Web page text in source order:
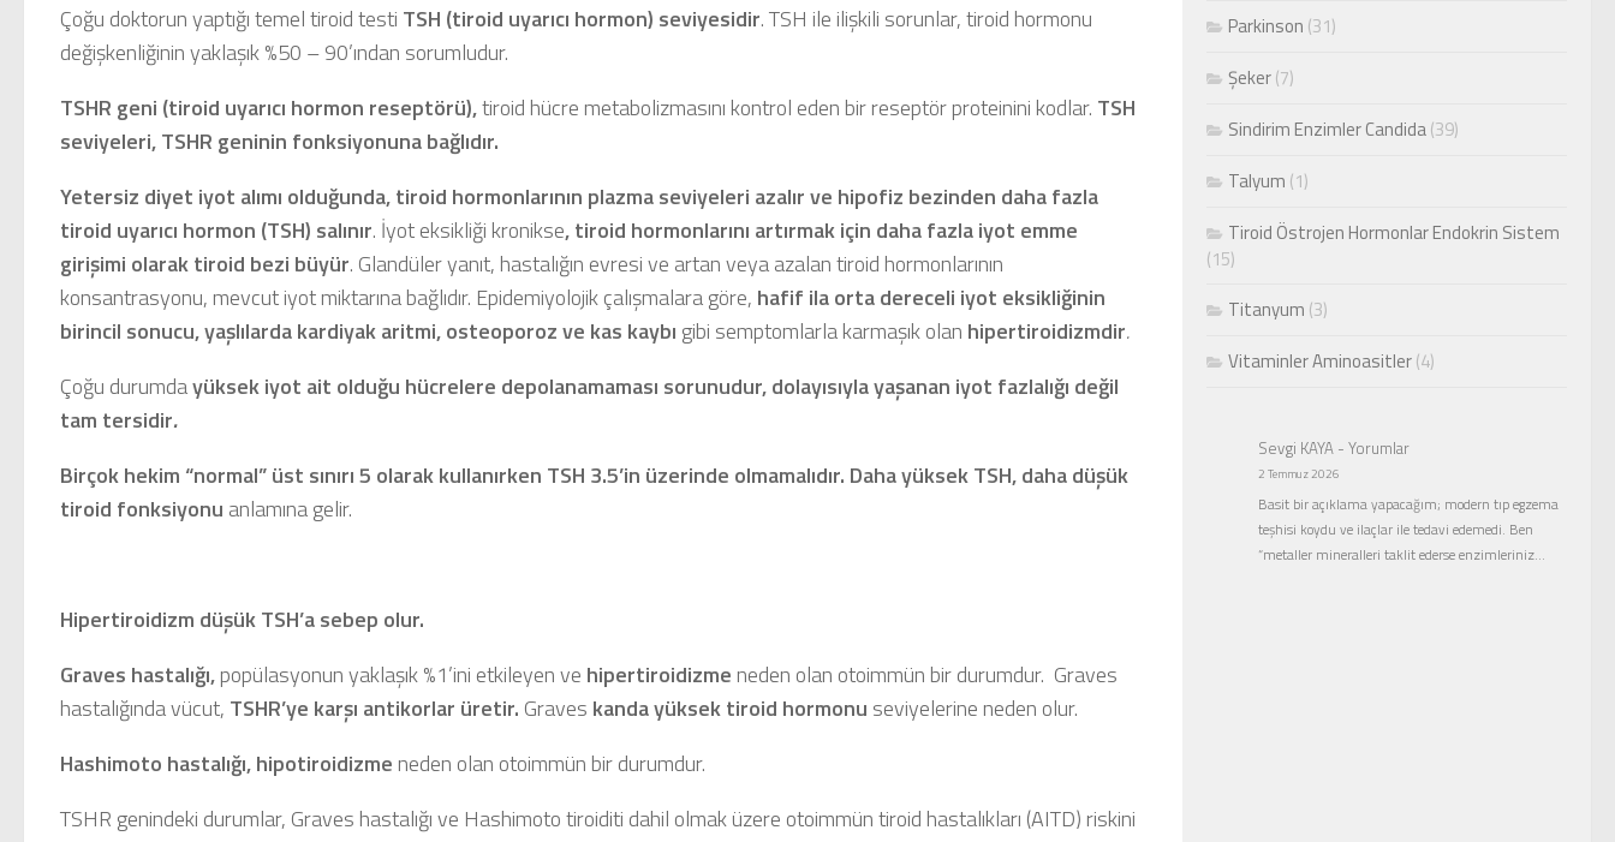
Çoğu doktorun yaptığı temel tiroid testi TSH (tiroid uyarıcı hormon) seviyesidir. TSH ile ilişkili sorunlar, tiroid hormonu
değişkenliğinin yaklaşık %50 – 90’ından sorumludur.
TSHR geni (tiroid uyarıcı hormon reseptörü),tiroid hücre metabolizmasını kontrol eden bir reseptör proteinini kodlar. TSH
seviyeleri, TSHR geninin fonksiyonuna bağlıdır.
Yetersiz diyet iyot alımı olduğunda, tiroid hormonlarının plazma seviyeleri azalırve hipofiz bezinden daha fazla
tiroid uyarıcı hormon (TSH) salınır. İyot eksikliği kronikse, tiroid hormonlarını artırmak için daha fazla iyot emme
girişimi olarak tiroid bezi büyür. Glandüler yanıt, hastalığın evresi ve artan veya azalan tiroid hormonlarının
konsantrasyonu, mevcut iyot miktarına bağlıdır. Epidemiyolojik çalışmalara göre, hafif ila orta dereceli iyot eksikliğinin
birincil sonucu, yaşlılarda kardiyak aritmi, osteoporoz ve kas kaybı gibi semptomlarla karmaşık olan hipertiroidizmdir.
Çoğu durumdayüksek iyot ait olduğu hücrelere depolanamaması sorunudur, dolayısıyla yaşanan iyot fazlalığı değil
tam tersidir.
Birçok hekim “normal” üst sınırı 5 olarak kullanırken TSH 3.5’in üzerinde olmamalıdır. Daha yüksek TSH, daha düşük
tiroid fonksiyonu anlamına gelir.
Hipertiroidizm düşük TSH’a sebep olur.
Graves hastalığı,popülasyonun yaklaşık %1’ini etkileyen ve hipertiroidizme neden olan otoimmün bir durumdur. Graves
hastalığında vücut, TSHR’ye karşı antikorlar üretir. Graves kanda yüksek tiroid hormonu seviyelerine neden olur.
Hashimoto hastalığı,hipotiroidizme neden olan otoimmün bir durumdur.
TSHR genindeki durumlar, Graves hastalığı ve Hashimoto tiroiditi dahil olmak üzere otoimmün tiroid hastalıkları (AITD) riskini
Parkinson (31)
Şeker(7)
Sindirim Enzimler Candida(39)
Talyum (1)
Tiroid Östrojen Hormonlar Endokrin Sistem
(15)
Titanyum (3)
Vitaminler Aminoasitler(4)
Sevgi KAYA- Yorumlar
2 Temmuz 2026
Basit bir açıklama yapacağım; modern tıp egzema
teşhisi koydu ve ilaçlar ile tedavi edemedi. Ben
“metaller mineralleri taklit ederse enzimleriniz…